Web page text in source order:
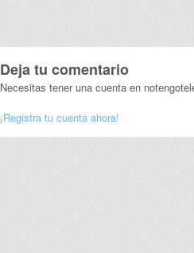
Deja tu comentario
Necesitas tener una cuenta en
¡Registra tu cuenta ahora!